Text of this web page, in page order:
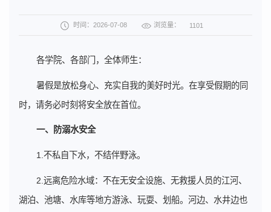
时间：2026-07-08 浏览量： 1101
各学院、各部门，全体师生：
暑假是放松身心、充实自我的美好时光。在享受假期的同
时，请务必时刻将安全放在首位。
一、防溺水安全
1.不私自下水，不结伴野泳。
2.远离危险水域：不在无安全设施、无救援人员的江河、
湖泊、池塘、水库等地方游泳、玩耍、划船。河边、水井边也